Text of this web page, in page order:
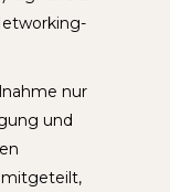
nur
und
mitgeteilt,